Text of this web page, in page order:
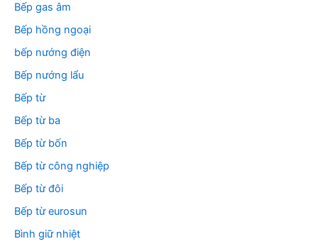
Bếp gas âm
Bếp hồng ngoại
bếp nướng điện
Bếp nướng lẩu
Bếp từ
Bếp từ ba
Bếp từ bốn
Bếp từ công nghiệp
Bếp từ đôi
Bếp từ eurosun
Bình giữ nhiệt